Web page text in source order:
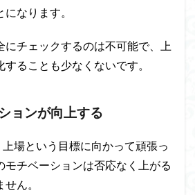
になります。
にチェックするのは不可能で、上
ることも少なくないです。
ョンが向上する
場という目標に向かって頑張っ
モチベーションは否応なく上がる
ん。